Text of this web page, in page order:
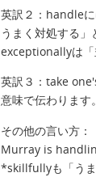
英訳２：handle
うまく対処する」
exceptionallyは「
英訳３：take
意味で伝わります。
その他の言い方：
Murray is
*skillfullyも「うま